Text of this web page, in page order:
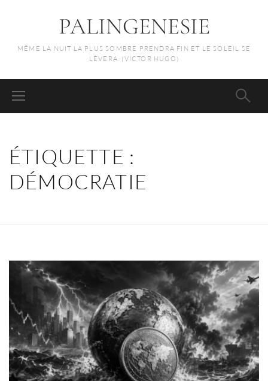
PALINGENESIE
MÊME LA NUIT LA PLUS SOMBRE PRENDRA FIN ET LE SOLEIL SE
LÈVERA. (VICTOR HUGO)
ÉTIQUETTE :
DÉMOCRATIE